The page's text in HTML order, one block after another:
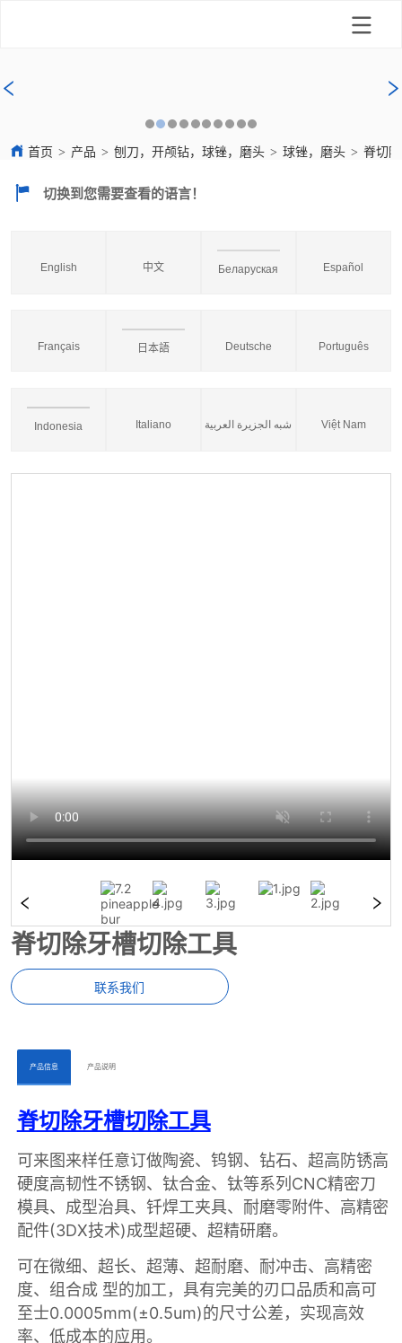
首页 > 产品 > 刨刀，开颅钻，球锉，磨头 > 球锉，磨头 > 脊切
切换到您需要查看的语言！
English 中文 Беларуская Español
Français 日本語 Deutsche Português
Indonesia Italiano شبه الجزيرة العربية Việt Nam
脊切除牙槽切除工具
联系我们
ㅤㅤ产品信息ㅤㅤ ㅤㅤ产品说明ㅤㅤ